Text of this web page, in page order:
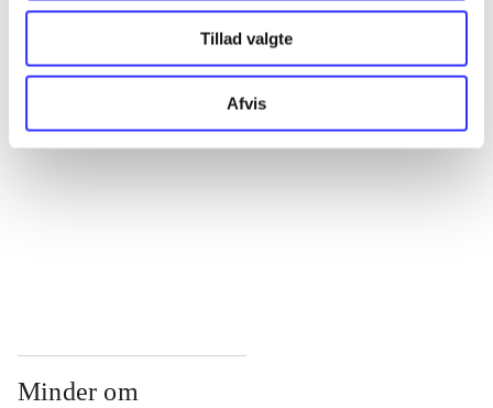
Tillad valgte
Afvis
...
...
...
Minder om